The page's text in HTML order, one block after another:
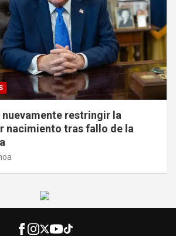
restringir la
nacimiento tras fallo de la